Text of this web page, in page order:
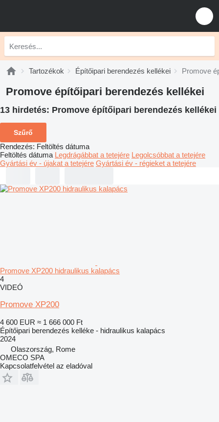
Tartozékok Építőipari berendezés kellékei Promove
Promove építőipari berendezés kellékei
13 hirdetés: Promove építőipari berendezés kellékei
Szűrő
Rendezés: Feltöltés dátuma
Feltöltés dátuma Legdrágábbat a tetejére Legolcsóbbat a tetejére
Gyártási év - újakat a tetejére Gyártási év - régieket a tetejére
Promove XP200 hidraulikus kalapács
4
VIDEÓ
Promove XP200
4 600 EUR ≈ 1 666 000 Ft
Építőipari berendezés kelléke - hidraulikus kalapács
2024
Olaszország, Rome
OMECO SPA
Kapcsolatfelvétel az eladóval